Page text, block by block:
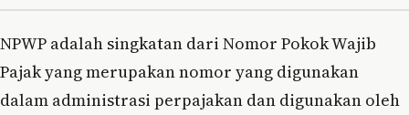
NPWP adalah singkatan dari Nomor Pokok Wajib
Pajak yang merupakan nomor yang digunakan
dalam administrasi perpajakan dan digunakan oleh